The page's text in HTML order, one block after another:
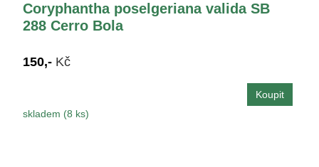
Coryphantha poselgeriana valida SB
288 Cerro Bola
150,- Kč
skladem (8 ks)